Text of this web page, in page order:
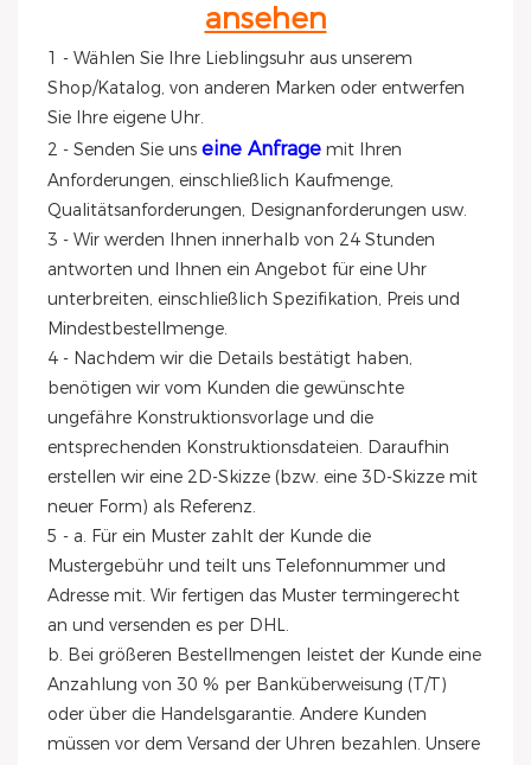
ansehen
1 - Wählen Sie Ihre Lieblingsuhr aus unserem
Shop/Katalog, von anderen Marken oder entwerfen
Sie Ihre eigene Uhr.
2 - Senden Sie uns eine Anfrage mit Ihren
Anforderungen, einschließlich Kaufmenge,
Qualitätsanforderungen, Designanforderungen usw.
3 - Wir werden Ihnen innerhalb von 24 Stunden
antworten und Ihnen ein Angebot für eine Uhr
unterbreiten, einschließlich Spezifikation, Preis und
Mindestbestellmenge.
4 - Nachdem wir die Details bestätigt haben,
benötigen wir vom Kunden die gewünschte
ungefähre Konstruktionsvorlage und die
entsprechenden Konstruktionsdateien. Daraufhin
erstellen wir eine 2D-Skizze (bzw. eine 3D-Skizze mit
neuer Form) als Referenz.
5 - a. Für ein Muster zahlt der Kunde die
Mustergebühr und teilt uns Telefonnummer und
Adresse mit. Wir fertigen das Muster termingerecht
an und versenden es per DHL.
b. Bei größeren Bestellmengen leistet der Kunde eine
Anzahlung von 30 % per Banküberweisung (T/T)
oder über die Handelsgarantie. Andere Kunden
müssen vor dem Versand der Uhren bezahlen. Unsere